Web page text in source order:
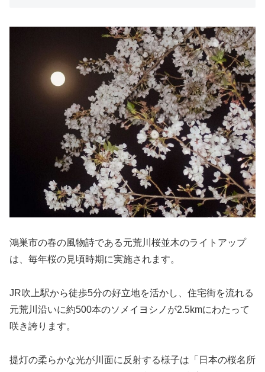
鴻巣市の春の風物詩である元荒川桜並木のライトアップ
は、毎年桜の見頃時期に実施されます。
JR吹上駅から徒歩5分の好立地を活かし、住宅街を流れる
元荒川沿いに約500本のソメイヨシノが2.5kmにわたって
咲き誇ります。
提灯の柔らかな光が川面に反射する様子は「日本の桜名所